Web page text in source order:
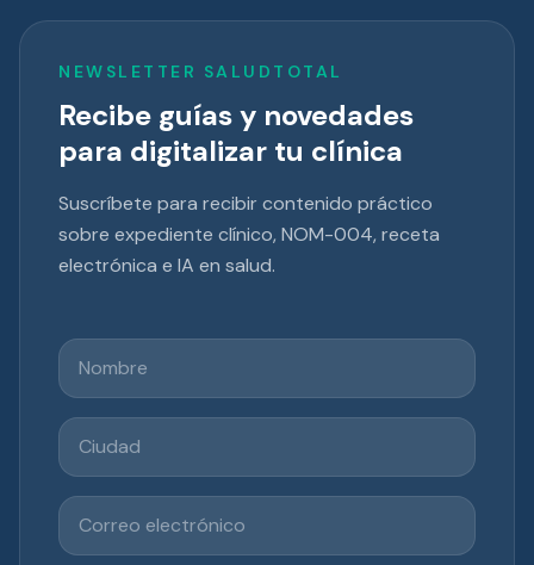
NEWSLETTER SALUDTOTAL
Recibe guías y novedades
para digitalizar tu clínica
Suscríbete para recibir contenido práctico
sobre expediente clínico, NOM-004, receta
electrónica e IA en salud.
Nombre
Ciudad
Correo electrónico